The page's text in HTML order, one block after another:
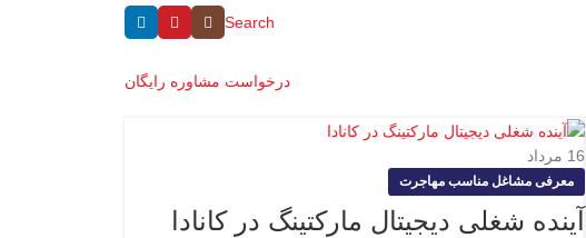
Search
درخواست مشاوره رایگان
16 مرداد
معرفی مشاغل مناسب مهاجرت
آینده شغلی دیجیتال مارکتینگ در کانادا